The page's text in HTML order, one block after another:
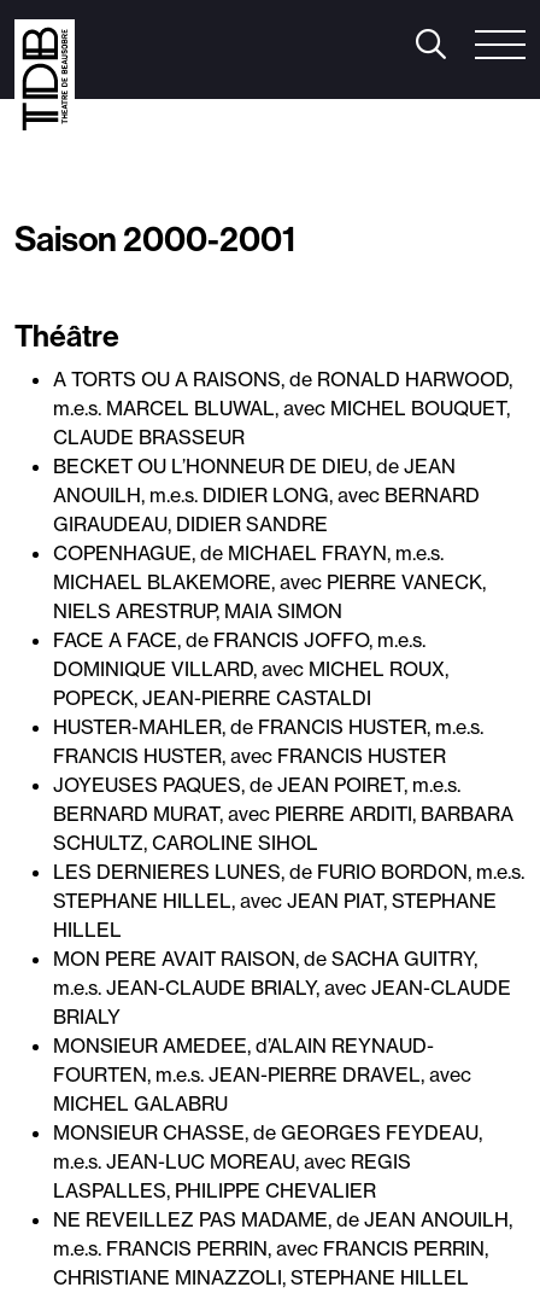
2026/2027
famille /
Natacha Calestrémé
Festival
Pratique
Le Cube
Saison 2000-2001
Théâtre
A TORTS OU A RAISONS, de RONALD HARWOOD,
m.e.s. MARCEL BLUWAL, avec MICHEL BOUQUET,
CLAUDE BRASSEUR
BECKET OU L’HONNEUR DE DIEU, de JEAN
ANOUILH, m.e.s. DIDIER LONG, avec BERNARD
GIRAUDEAU, DIDIER SANDRE
COPENHAGUE, de MICHAEL FRAYN, m.e.s.
MICHAEL BLAKEMORE, avec PIERRE VANECK,
NIELS ARESTRUP, MAIA SIMON
FACE A FACE, de FRANCIS JOFFO, m.e.s.
DOMINIQUE VILLARD, avec MICHEL ROUX,
POPECK, JEAN-PIERRE CASTALDI
HUSTER-MAHLER, de FRANCIS HUSTER, m.e.s.
FRANCIS HUSTER, avec FRANCIS HUSTER
JOYEUSES PAQUES, de JEAN POIRET, m.e.s.
BERNARD MURAT, avec PIERRE ARDITI, BARBARA
SCHULTZ, CAROLINE SIHOL
LES DERNIERES LUNES, de FURIO BORDON, m.e.s.
STEPHANE HILLEL, avec JEAN PIAT, STEPHANE
HILLEL
MON PERE AVAIT RAISON, de SACHA GUITRY,
m.e.s. JEAN-CLAUDE BRIALY, avec JEAN-CLAUDE
BRIALY
MONSIEUR AMEDEE, d’ALAIN REYNAUD-
FOURTEN, m.e.s. JEAN-PIERRE DRAVEL, avec
MICHEL GALABRU
MONSIEUR CHASSE, de GEORGES FEYDEAU,
m.e.s. JEAN-LUC MOREAU, avec REGIS
LASPALLES, PHILIPPE CHEVALIER
NE REVEILLEZ PAS MADAME, de JEAN ANOUILH,
m.e.s. FRANCIS PERRIN, avec FRANCIS PERRIN,
CHRISTIANE MINAZZOLI, STEPHANE HILLEL